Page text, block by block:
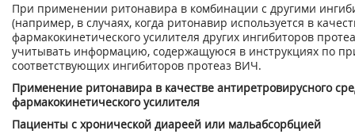
При применении ритонавира в комбинации с другими
(например, в случаях, когда ритонавир используется в
фармакокинетического усилителя других ингибиторов
учитывать информацию, содержащуюся в инструкциях по
соответствующих ингибиторов протеаз ВИЧ.
Применение ритонавира в качестве антиретровирусного
фармакокинетического усилителя
Пациенты с хронической диареей или мальабсорбцией